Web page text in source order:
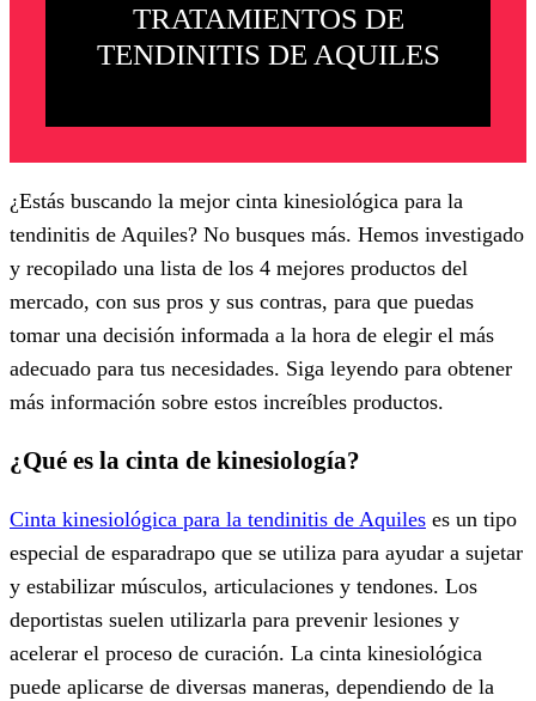
TRATAMIENTOS DE
TENDINITIS DE AQUILES
¿Estás buscando la mejor cinta kinesiológica para la
tendinitis de Aquiles? No busques más. Hemos investigado
y recopilado una lista de los 4 mejores productos del
mercado, con sus pros y sus contras, para que puedas
tomar una decisión informada a la hora de elegir el más
adecuado para tus necesidades. Siga leyendo para obtener
más información sobre estos increíbles productos.
¿Qué es la cinta de kinesiología?
Cinta kinesiológica para la tendinitis de Aquiles es un tipo
especial de esparadrapo que se utiliza para ayudar a sujetar
y estabilizar músculos, articulaciones y tendones. Los
deportistas suelen utilizarla para prevenir lesiones y
acelerar el proceso de curación. La cinta kinesiológica
puede aplicarse de diversas maneras, dependiendo de la